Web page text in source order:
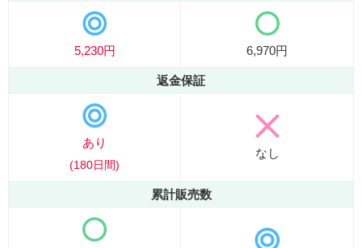
5,230円 6,970円
返金保証
あり
(180日間)
なし
累計販売数